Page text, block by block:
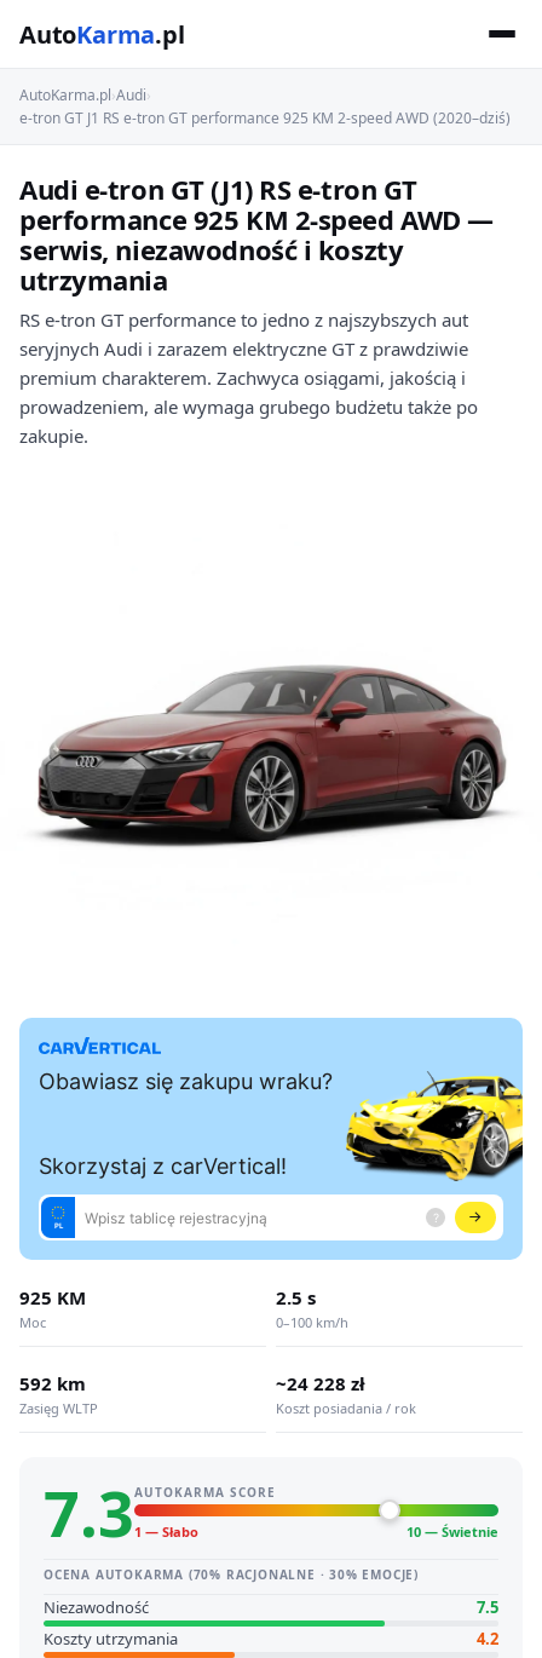
AutoKarma.pl
AutoKarma.pl›Audi›
e-tron GT J1 RS e-tron GT performance 925 KM 2-speed AWD (2020–dziś)
Audi e-tron GT (J1) RS e-tron GT
performance 925 KM 2-speed AWD —
serwis, niezawodność i koszty
utrzymania
RS e-tron GT performance to jedno z najszybszych aut
seryjnych Audi i zarazem elektryczne GT z prawdziwie
premium charakterem. Zachwyca osiągami, jakością i
prowadzeniem, ale wymaga grubego budżetu także po
zakupie.
925 KM
Moc
2.5 s
0–100 km/h
592 km
Zasięg WLTP
~24 228 zł
Koszt posiadania / rok
7.3AUTOKARMA SCORE
1 — Słabo 10 — Świetnie
OCENA AUTOKARMA (70% RACJONALNE · 30% EMOCJE)
Niezawodność
7.5
Koszty utrzymania
4.2